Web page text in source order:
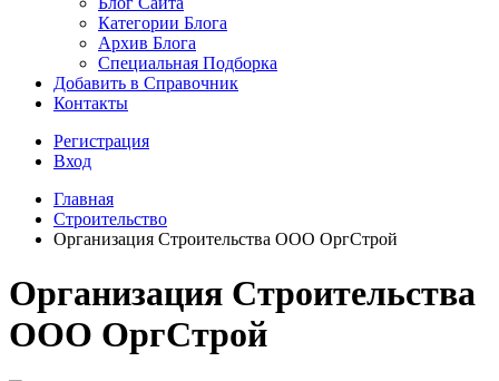
Категории Блога
Архив Блога
Специальная Подборка
Добавить в Справочник
Контакты
Регистрация
Вход
Главная
Строительство
Организация Строительства ООО ОргСтрой
Организация Строительства
ООО ОргСтрой